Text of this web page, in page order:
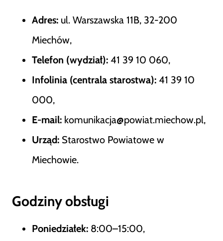
Adres: ul. Warszawska 11B, 32-200
Miechów,
Telefon (wydział): 41 39 10 060,
Infolinia (centrala starostwa): 41 39 10
000,
E-mail: komunikacja@powiat.miechow.pl,
Urząd: Starostwo Powiatowe w
Miechowie.
Godziny obsługi
Poniedziałek: 8:00–15:00,